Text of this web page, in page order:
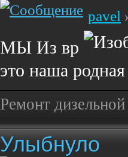
pavel
МЫ Из вр
это наша
Ремонт
Улыбнуло